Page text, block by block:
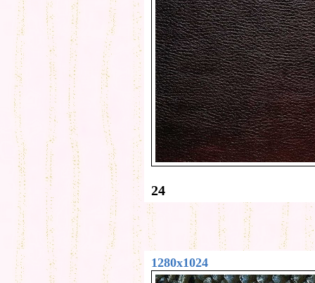
24
1280x1024